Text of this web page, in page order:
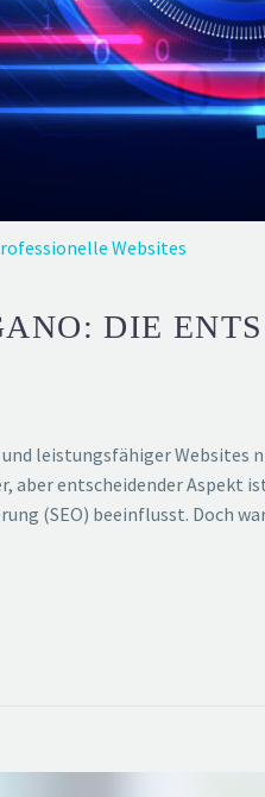
Websites
DIE
leistungsfähiger Websites
entscheidender Aspekt
(SEO) beeinflusst. Doch